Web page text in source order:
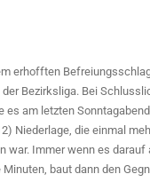
erhofften
Bezirksliga. Bei
es am letzten
Niederlage, die einmal
war. Immer wenn es
baut dann den